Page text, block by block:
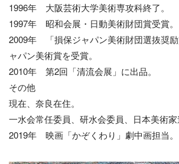
1996年 大阪芸術大学美術専攻科終了。
1997年 昭和会展・日動美術財団賞受賞。
2009年 「損保ジャパン美術財団選抜奨
ャパン美術賞を受賞。
2010年 第2回「清流会展」に出品。
その他
現在、奈良在住。
一水会常任委員、研水会委員、日本美術家
2019年 映画「かぞくわり」劇中画担当。